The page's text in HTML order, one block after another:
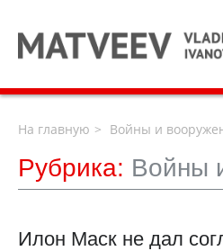
На главную Войны и
Рубрика: Войны
Илон Маск не дал